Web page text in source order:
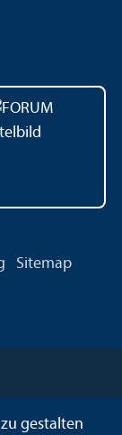
Sitemap
gestalten